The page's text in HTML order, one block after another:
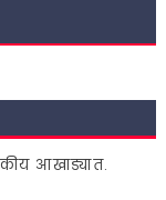
आखाड्यात.